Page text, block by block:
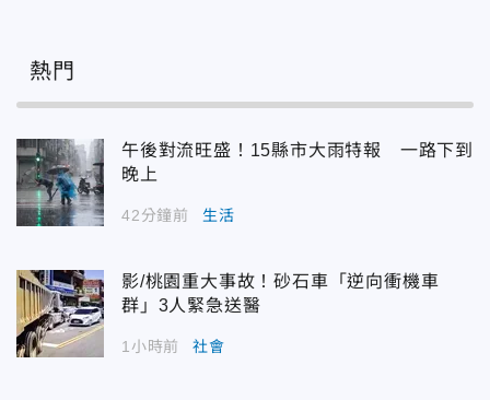
熱門
午後對流旺盛！15縣市大雨特報 一路下到
晚上
42分鐘前 生活
影/桃園重大事故！砂石車「逆向衝機車
群」3人緊急送醫
1小時前 社會